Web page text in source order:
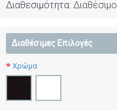
Διαθεσιμότητα: Διαθέσιμο
Διαθέσιμες Επιλογές
Χρώμα